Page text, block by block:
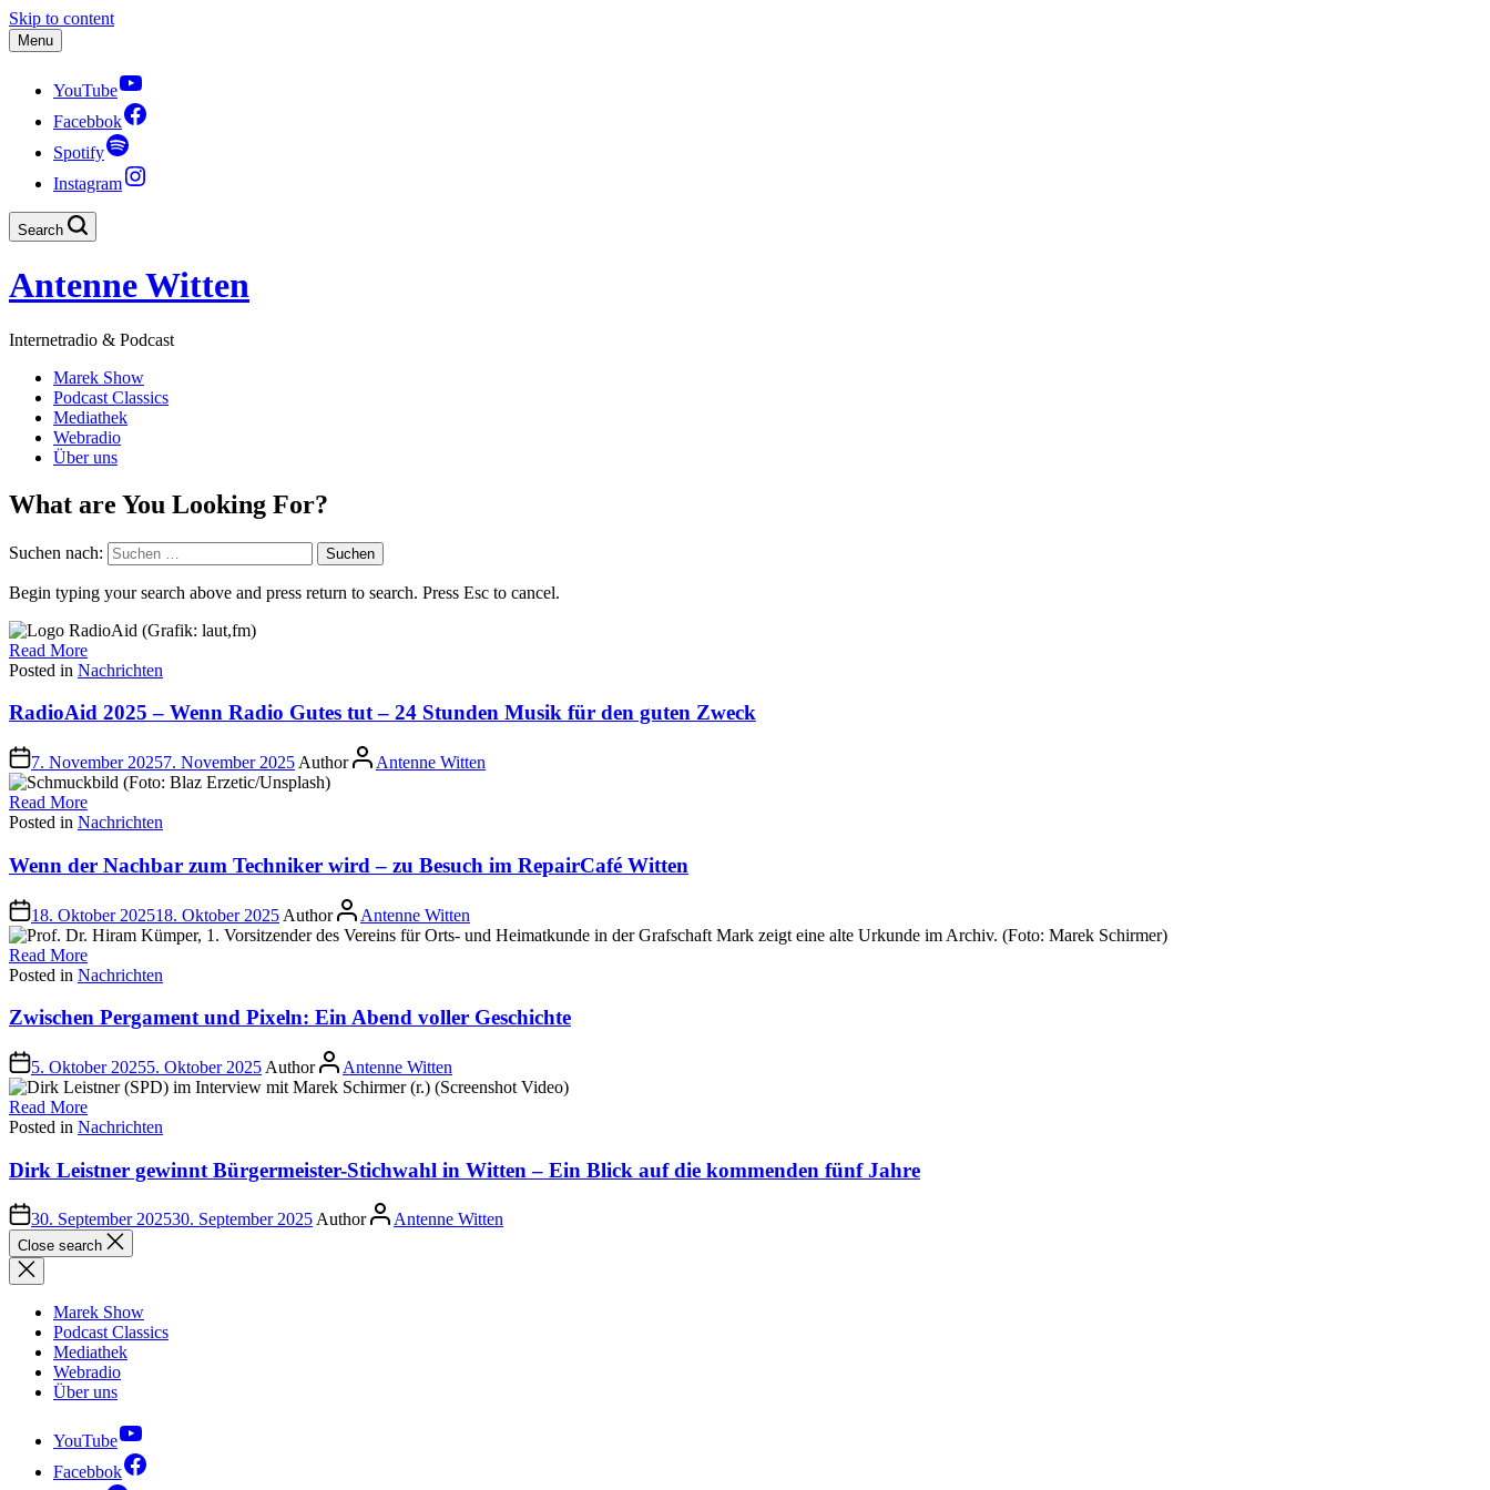
Skip to content
Menu
YouTube
Facebbok
Spotify
Instagram
Search
Antenne Witten
Internetradio & Podcast
Marek Show
Podcast Classics
Mediathek
Webradio
Über uns
What are You Looking For?
Suchen nach:
Begin typing your search above and press return to search. Press Esc to cancel.
Read More
Posted in Nachrichten
RadioAid 2025 – Wenn Radio Gutes tut – 24 Stunden Musik für den guten Zweck
7. November 20257. November 2025 Author Antenne Witten
Read More
Posted in Nachrichten
Wenn der Nachbar zum Techniker wird – zu Besuch im RepairCafé Witten
18. Oktober 202518. Oktober 2025 Author Antenne Witten
Read More
Posted in Nachrichten
Zwischen Pergament und Pixeln: Ein Abend voller Geschichte
5. Oktober 20255. Oktober 2025 Author Antenne Witten
Read More
Posted in Nachrichten
Dirk Leistner gewinnt Bürgermeister-Stichwahl in Witten – Ein Blick auf die kommenden fünf Jahre
30. September 202530. September 2025Author Antenne Witten
Close search
Marek Show
Podcast Classics
Mediathek
Webradio
Über uns
YouTube
Facebbok